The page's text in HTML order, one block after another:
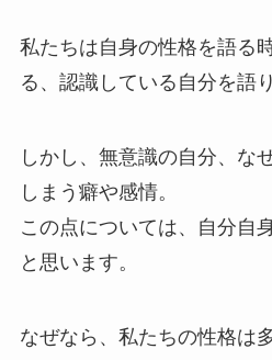
私たちは自身の性格を語る
る、認識している自分を語
しかし、無意識の自分、な
しまう癖や感情。
この点については、自分自
と思います。
なぜなら、私たちの性格は